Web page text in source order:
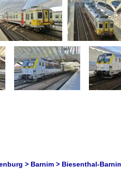
> Barnim > Biesenthal-